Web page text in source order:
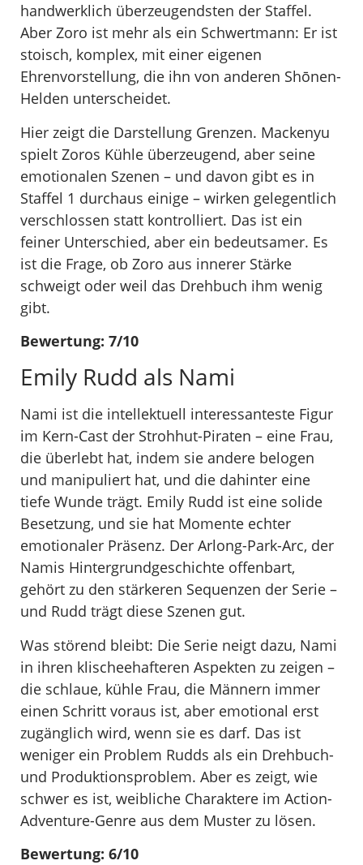
handwerklich überzeugendsten der Staffel.
Aber Zoro ist mehr als ein Schwertmann: Er ist
stoisch, komplex, mit einer eigenen
Ehrenvorstellung, die ihn von anderen Shōnen-
Helden unterscheidet.
Hier zeigt die Darstellung Grenzen. Mackenyu
spielt Zoros Kühle überzeugend, aber seine
emotionalen Szenen – und davon gibt es in
Staffel 1 durchaus einige – wirken gelegentlich
verschlossen statt kontrolliert. Das ist ein
feiner Unterschied, aber ein bedeutsamer. Es
ist die Frage, ob Zoro aus innerer Stärke
schweigt oder weil das Drehbuch ihm wenig
gibt.
Bewertung: 7/10
Emily Rudd als Nami
Nami ist die intellektuell interessanteste Figur
im Kern-Cast der Strohhut-Piraten – eine Frau,
die überlebt hat, indem sie andere belogen
und manipuliert hat, und die dahinter eine
tiefe Wunde trägt. Emily Rudd ist eine solide
Besetzung, und sie hat Momente echter
emotionaler Präsenz. Der Arlong-Park-Arc, der
Namis Hintergrundgeschichte offenbart,
gehört zu den stärkeren Sequenzen der Serie –
und Rudd trägt diese Szenen gut.
Was störend bleibt: Die Serie neigt dazu, Nami
in ihren klischeehafteren Aspekten zu zeigen –
die schlaue, kühle Frau, die Männern immer
einen Schritt voraus ist, aber emotional erst
zugänglich wird, wenn sie es darf. Das ist
weniger ein Problem Rudds als ein Drehbuch-
und Produktionsproblem. Aber es zeigt, wie
schwer es ist, weibliche Charaktere im Action-
Adventure-Genre aus dem Muster zu lösen.
Bewertung: 6/10